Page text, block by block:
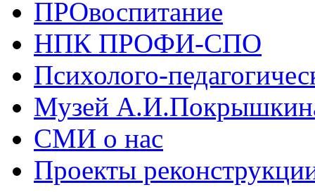
ПРОвоспитание
НПК ПРОФИ-СПО
Психолого-
Музей
СМИ о нас
Проекты